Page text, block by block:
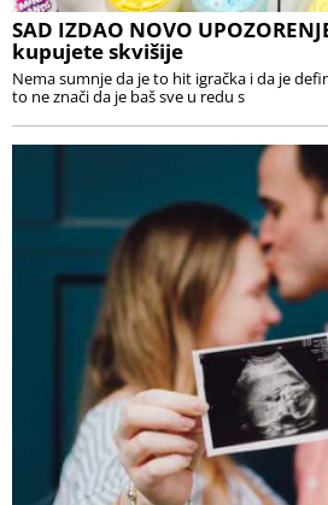
SAD IZDAO NOVO
kupujete skvišije
Nema sumnje da je to hit igračka i da je
to ne znači da je baš sve u redu s